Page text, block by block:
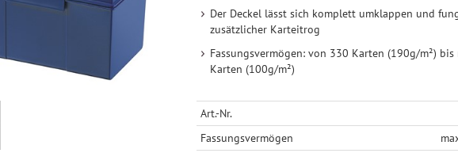
Der Deckel lässt sich komplett umklappen und
zusätzlicher Karteitrog
Fassungsvermögen: von 330 Karten (190g/m²) bis
Karten (100g/m²)
Art.-Nr.
Fassungsvermögen